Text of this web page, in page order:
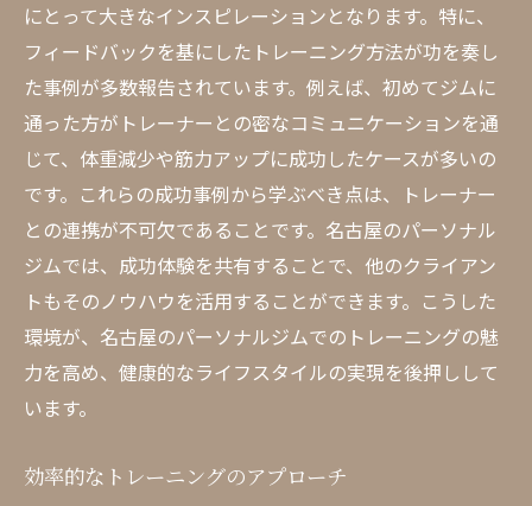
にとって大きなインスピレーションとなります。特に、
フィードバックを基にしたトレーニング方法が功を奏し
た事例が多数報告されています。例えば、初めてジムに
通った方がトレーナーとの密なコミュニケーションを通
じて、体重減少や筋力アップに成功したケースが多いの
です。これらの成功事例から学ぶべき点は、トレーナー
との連携が不可欠であることです。名古屋のパーソナル
ジムでは、成功体験を共有することで、他のクライアン
トもそのノウハウを活用することができます。こうした
環境が、名古屋のパーソナルジムでのトレーニングの魅
力を高め、健康的なライフスタイルの実現を後押しして
います。
効率的なトレーニングのアプローチ